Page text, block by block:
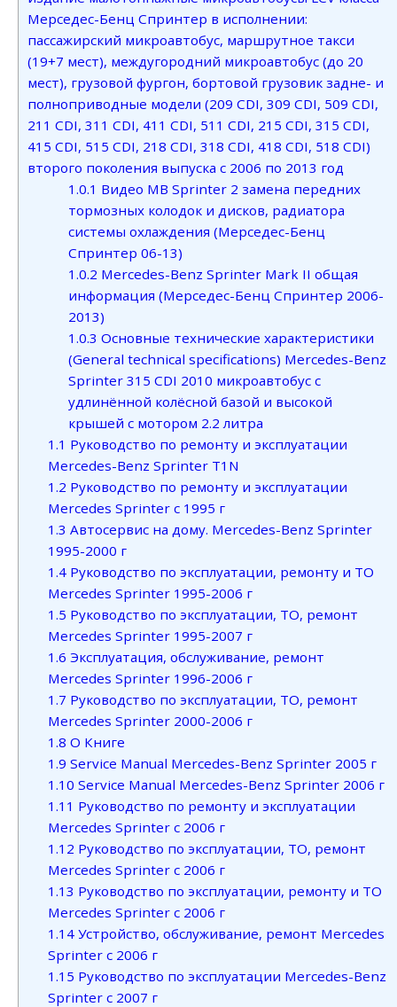
Мерседес-Бенц Спринтер в исполнении:
пассажирский микроавтобус, маршрутное такси
(19+7 мест), междугородний микроавтобус (до 20
мест), грузовой фургон, бортовой грузовик задне- и
полноприводные модели (209 CDI, 309 CDI, 509 CDI,
211 CDI, 311 CDI, 411 CDI, 511 CDI, 215 CDI, 315 CDI,
415 CDI, 515 CDI, 218 CDI, 318 CDI, 418 CDI, 518 CDI)
второго поколения выпуска с 2006 по 2013 год
1.0.1 Видео MB Sprinter 2 замена передних
тормозных колодок и дисков, радиатора
системы охлаждения (Мерседес-Бенц
Спринтер 06-13)
1.0.2 Mercedes-Benz Sprinter Mark II общая
информация (Мерседес-Бенц Спринтер 2006-
2013)
1.0.3 Основные технические характеристики
(General technical specifications) Mercedes-Benz
Sprinter 315 CDI 2010 микроавтобус с
удлинённой колёсной базой и высокой
крышей с мотором 2.2 литра
1.1 Руководство по ремонту и эксплуатации
Mercedes-Benz Sprinter T1N
1.2 Руководство по ремонту и эксплуатации
Mercedes Sprinter с 1995 г
1.3 Автосервис на дому. Mercedes-Benz Sprinter
1995-2000 г
1.4Руководство по эксплуатации, ремонту и ТО
Mercedes Sprinter 1995-2006 г
1.5 Руководство по эксплуатации, ТО, ремонт
Mercedes Sprinter 1995-2007 г
1.6 Эксплуатация, обслуживание, ремонт
Mercedes Sprinter 1996-2006 г
1.7 Руководство по эксплуатации, ТО, ремонт
Mercedes Sprinter 2000-2006 г
1.8 О Книге
1.9 Service Manual Mercedes-Benz Sprinter 2005 г
1.10 Service Manual Mercedes-Benz Sprinter 2006 г
1.11 Руководство по ремонту и эксплуатации
Mercedes Sprinter с 2006 г
1.12 Руководство по эксплуатации, ТО, ремонт
Mercedes Sprinter с 2006 г
1.13 Руководство по эксплуатации, ремонту и ТО
Mercedes Sprinter с 2006 г
1.14Устройство, обслуживание, ремонт Mercedes
Sprinter с 2006 г
1.15 Руководство по эксплуатации Mercedes-Benz
Sprinter с 2007 г